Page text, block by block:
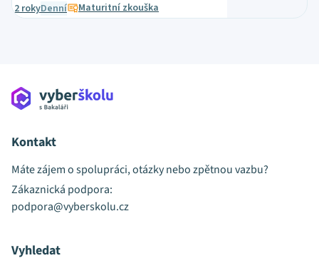
2 rokyDenní Maturitní zkouška
Kontakt
Máte zájem o spolupráci, otázky nebo zpětnou vazbu?
Zákaznická podpora:
podpora@vyberskolu.cz
Vyhledat